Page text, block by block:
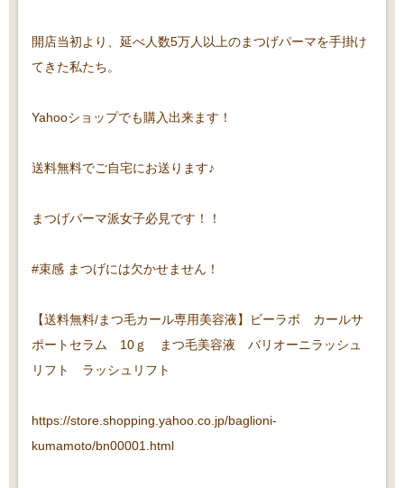
開店当初より、延べ人数5万人以上のまつげパーマを手掛け
てきた私たち。
Yahooショップでも購入出来ます！
送料無料でご自宅にお送ります♪
まつげパーマ派女子必見です！！
#束感 まつげには欠かせません！
【送料無料/まつ毛カール専用美容液】ビーラボ カールサ
ポートセラム 10ｇ まつ毛美容液 バリオーニラッシュ
リフト ラッシュリフト
https://store.shopping.yahoo.co.jp/baglioni-
kumamoto/bn00001.html